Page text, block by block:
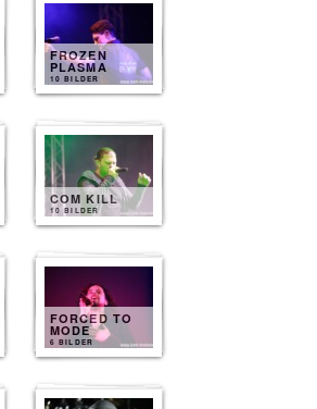
FROZEN
PLASMA
10 BILDER
COM KILL
10 BILDER
FORCED TO
MODE
6 BILDER